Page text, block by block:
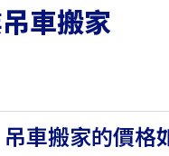
車搬家
吊車搬家的價格